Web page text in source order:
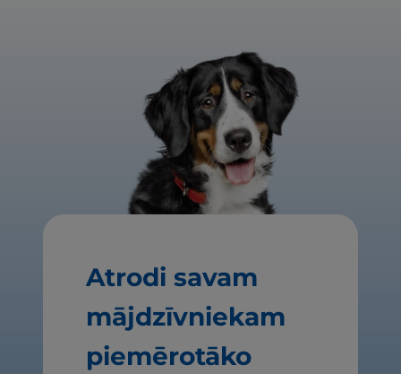
Atrodi savam
mājdzīvniekam
piemērotāko